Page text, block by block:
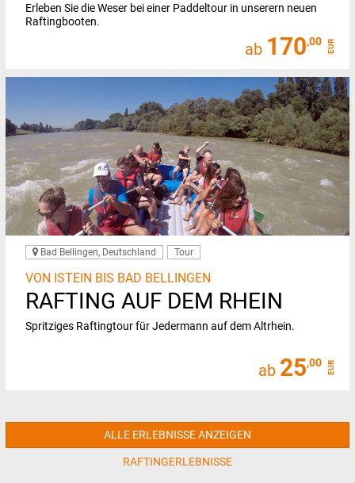
Erleben Sie die Weser bei einer Paddeltour in unserern neuen
Raftingbooten.
ab 170,00 EUR
Bad Bellingen, Deutschland Tour
VON ISTEIN BIS BAD BELLINGEN
RAFTING AUF DEM RHEIN
Spritziges Raftingtour für Jedermann auf dem Altrhein.
ab 25,00 EUR
ALLE ERLEBNISSE ANZEIGEN
RAFTINGERLEBNISSE